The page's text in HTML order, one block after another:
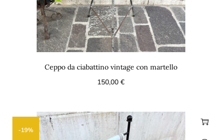
Ceppo da ciabattino vintage con martello
150,00€
-19%